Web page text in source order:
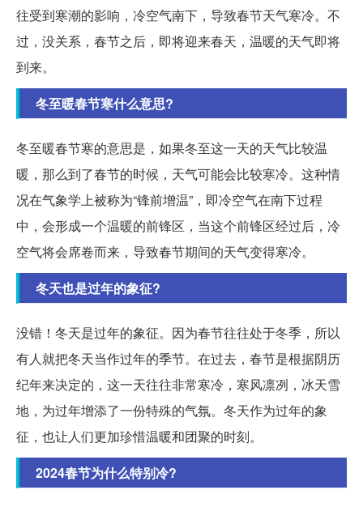
往受到寒潮的影响，冷空气南下，导致春节天气寒冷。不
过，没关系，春节之后，即将迎来春天，温暖的天气即将
到来。
冬至暖春节寒什么意思?
冬至暖春节寒的意思是，如果冬至这一天的天气比较温
暖，那么到了春节的时候，天气可能会比较寒冷。这种情
况在气象学上被称为“锋前增温”，即冷空气在南下过程
中，会形成一个温暖的前锋区，当这个前锋区经过后，冷
空气将会席卷而来，导致春节期间的天气变得寒冷。
冬天也是过年的象征?
没错！冬天是过年的象征。因为春节往往处于冬季，所以
有人就把冬天当作过年的季节。在过去，春节是根据阴历
纪年来决定的，这一天往往非常寒冷，寒风凛冽，冰天雪
地，为过年增添了一份特殊的气氛。冬天作为过年的象
征，也让人们更加珍惜温暖和团聚的时刻。
2024春节为什么特别冷?